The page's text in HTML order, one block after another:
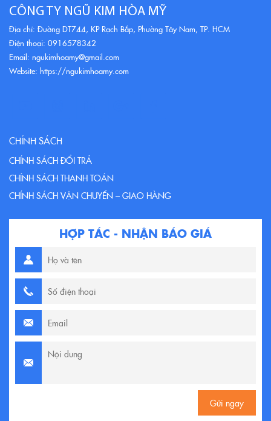
CÔNG TY NGŨ KIM HÒA MỸ
Địa chỉ: Đường DT744, KP Rạch Bắp, Phường Tây Nam, TP. HCM
Điện thoại: 0916578342
Email: ngukimhoamy@gmail.com
Website: https://ngukimhoamy.com
CHÍNH SÁCH
CHÍNH SÁCH ĐỔI TRẢ
CHÍNH SÁCH THANH TOÁN
CHÍNH SÁCH VẬN CHUYỂN – GIAO HÀNG
HỢP TÁC - NHẬN BÁO GIÁ